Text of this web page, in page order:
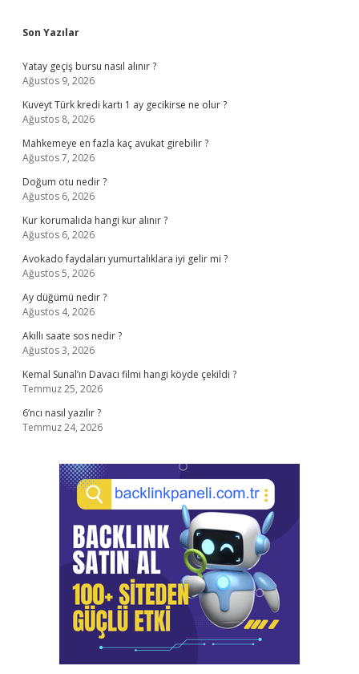
Sidebar
Son Yazılar
Yatay geçiş bursu nasıl alınır ?
Ağustos 9, 2026
Kuveyt Türk kredi kartı 1 ay gecikirse ne olur ?
Ağustos 8, 2026
Mahkemeye en fazla kaç avukat girebilir ?
Ağustos 7, 2026
Doğum otu nedir ?
Ağustos 6, 2026
Kur korumalıda hangi kur alınır ?
Ağustos 6, 2026
Avokado faydaları yumurtalıklara iyi gelir mi ?
Ağustos 5, 2026
Ay düğümü nedir ?
Ağustos 4, 2026
Akıllı saate sos nedir ?
Ağustos 3, 2026
Kemal Sunal’ın Davacı filmi hangi köyde çekildi ?
Temmuz 25, 2026
6’ncı nasıl yazılır ?
Temmuz 24, 2026